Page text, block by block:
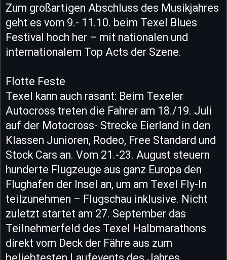
Zum großartigen Abschluss des Musikjahres
geht es vom 9.- 11.10. beim Texel Blues
Festival hoch her – mit nationalen und
internationalem Top Acts der Szene.
Flotte Feste
Texel kann auch rasant: Beim Texeler
Autocross treten die Fahrer am 18./19. Juli
auf der Motocross- Strecke Eierland in den
Klassen Junioren, Rodeo, Free Standard und
Stock Cars an. Vom 21.-23. August steuern
hunderte Flugzeuge aus ganz Europa den
Flughafen der Insel an, um am Texel Fly-In
teilzunehmen – Flugschau inklusive. Nicht
zuletzt startet am 27. September das
Teilnehmerfeld des Texel Halbmarathons
direkt vom Deck der Fähre aus zum